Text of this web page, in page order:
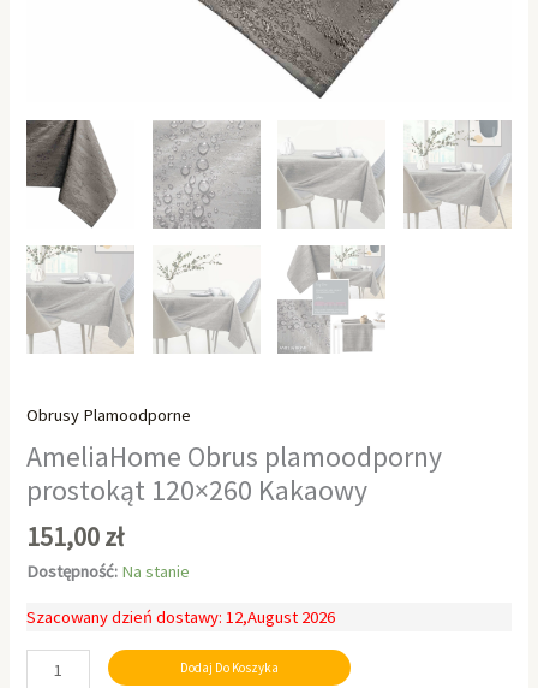
Obrusy Plamoodporne
AmeliaHome Obrus plamoodporny
prostokąt 120×260 Kakaowy
151,00zł
Dostępność: Na stanie
Szacowany dzień dostawy: 12,August 2026
Dodaj Do Koszyka